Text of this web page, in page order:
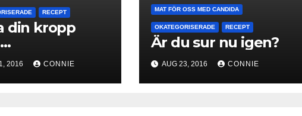
RECEPT
din kropp
2016 CONNIE
MAT FÖR OSS MED CANDIDA
OKATEGORISERADE RECEPT
Är du sur nu igen?
AUG 23, 2016 CONNIE